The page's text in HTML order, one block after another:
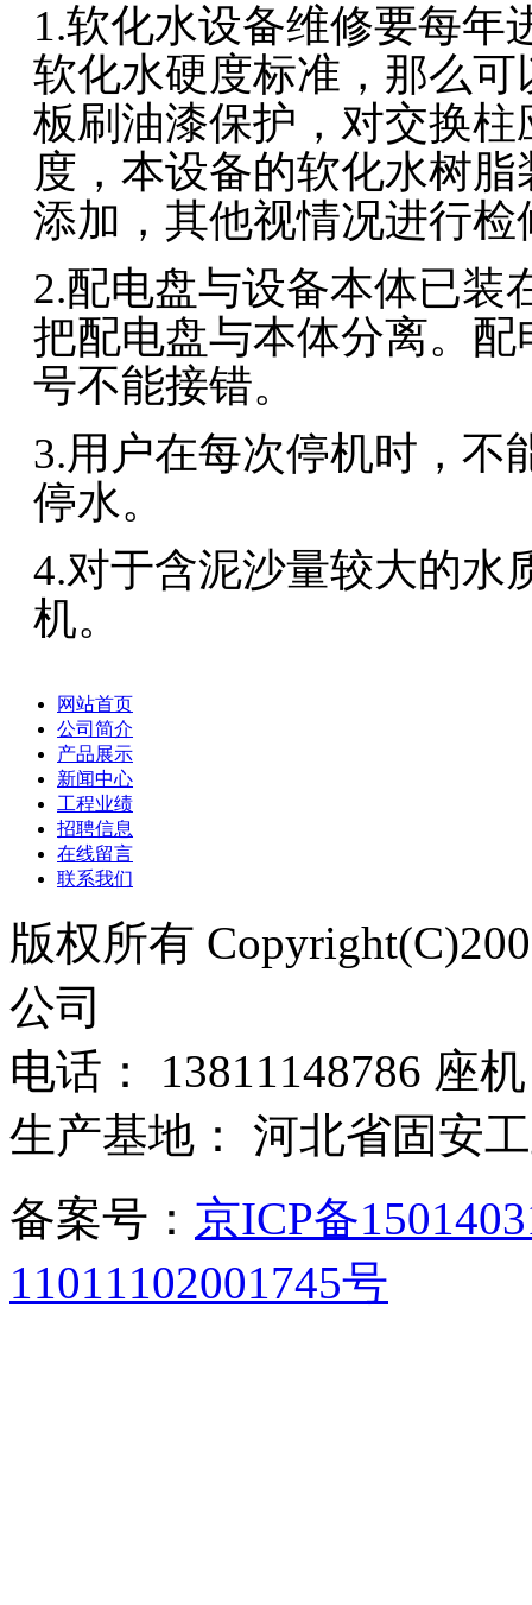
1.软化水设备维修要每年
软化水硬度标准，那么
板刷油漆保护，对交换
度，本设备的软化水树
添加，其他视情况进行检
2.配电盘与设备本体已装
把配电盘与本体分离。
号不能接错。
3.用户在每次停机时，不
停水。
4.对于含泥沙量较大的水
机。
网站首页
公司简介
产品展示
新闻中心
工程业绩
招聘信息
在线留言
联系我们
版权所有
公司
电话： 13811148786 座
生产基地： 河北省固
备案号： 京ICP备
11011102001745号